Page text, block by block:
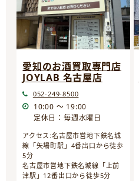
愛知のお酒買取専門店
JOYLAB 名古屋店
052-249-8500
10:00 ～ 19:00
定休日：毎週水曜日
アクセス:名古屋市営地下鉄名城
線「矢場町駅」4番出口から徒歩
5分
名古屋市営地下鉄名城線「上前
津駅」12番出口から徒歩5分